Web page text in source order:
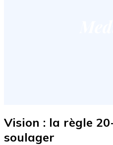
Vision : la règle
soulager